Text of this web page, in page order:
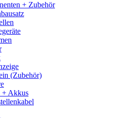
+ Zubehör
(Zubehör)
+ Akkus